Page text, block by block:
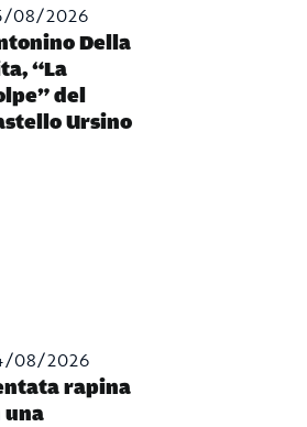
08/2026
Della
“La
del
Ursino
08/2026
rapina
una